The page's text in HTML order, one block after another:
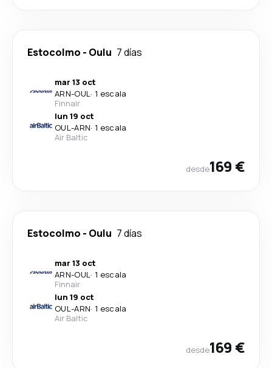
Estocolmo - Oulu 7 días
mar 13 oct
ARN-OUL· 1 escala
Finnair
lun 19 oct
OUL-ARN· 1 escala
Air Baltic
desde169 €
Estocolmo - Oulu 7 días
mar 13 oct
ARN-OUL· 1 escala
Finnair
lun 19 oct
OUL-ARN· 1 escala
Air Baltic
desde169 €